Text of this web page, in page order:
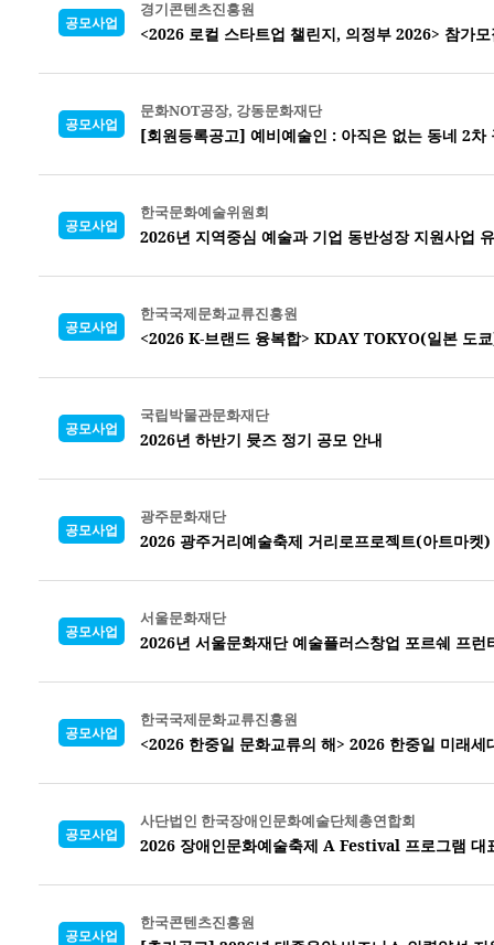
공모사업
경기콘텐츠진흥원
<2026 로컬 스타트업 챌린지, 의정부 2026> 참가
공모사업
문화NOT공장, 강동문화재단
[회원등록공고] 예비예술인 : 아직은 없는 동네 2차
공모사업
한국문화예술위원회
2026년 지역중심 예술과 기업 동반성장 지원사업
공모사업
한국국제문화교류진흥원
<2026 K-브랜드 융복합> KDAY TOKYO(일본 도
공모사업
국립박물관문화재단
2026년 하반기 뮷즈 정기 공모 안내
공모사업
광주문화재단
2026 광주거리예술축제 거리로프로젝트(아트마켓
공모사업
서울문화재단
2026년 서울문화재단 예술플러스창업 포르쉐 프런
공모사업
한국국제문화교류진흥원
<2026 한중일 문화교류의 해> 2026 한중일 미래
공모사업
사단법인 한국장애인문화예술단체총연합회
2026 장애인문화예술축제 A Festival 프로그램 대
공모사업
한국콘텐츠진흥원